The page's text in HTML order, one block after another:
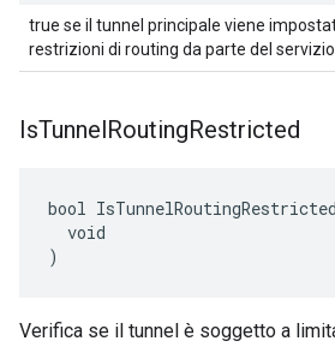
true se il tunnel principale viene
restrizioni di routing da parte del servizio.
IsTunnelRoutingRestricted
bool
  void
)
Verifica se il tunnel è soggetto a